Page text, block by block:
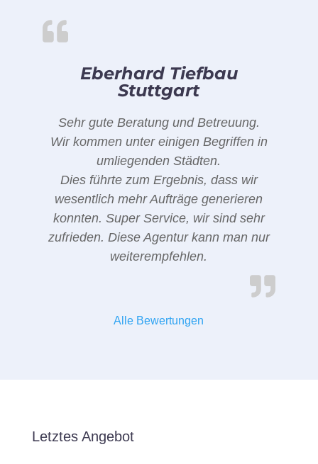
Eberhard Tiefbau
Stuttgart
Sehr gute Beratung und Betreuung.
Wir kommen unter einigen Begriffen in
umliegenden Städten.
Dies führte zum Ergebnis, dass wir
wesentlich mehr Aufträge generieren
konnten. Super Service, wir sind sehr
zufrieden. Diese Agentur kann man nur
weiterempfehlen.
Alle Bewertungen
Letztes Angebot